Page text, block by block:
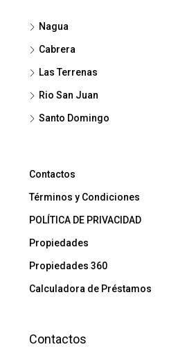
Nagua
Cabrera
Las Terrenas
Rio San Juan
Santo Domingo
Contactos
Términos y Condiciones
POLÍTICA DE PRIVACIDAD
Propiedades
Propiedades 360
Calculadora de Préstamos
Contactos